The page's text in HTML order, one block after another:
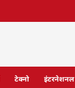
टेक्नो इंटरनेशनल